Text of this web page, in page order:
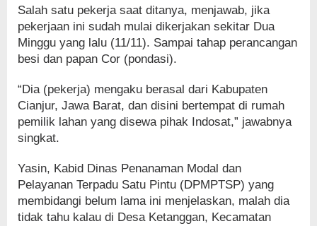
Salah satu pekerja saat ditanya, menjawab, jika
pekerjaan ini sudah mulai dikerjakan sekitar Dua
Minggu yang lalu (11/11). Sampai tahap perancangan
besi dan papan Cor (pondasi).
“Dia (pekerja) mengaku berasal dari Kabupaten
Cianjur, Jawa Barat, dan disini bertempat di rumah
pemilik lahan yang disewa pihak Indosat,” jawabnya
singkat.
Yasin, Kabid Dinas Penanaman Modal dan
Pelayanan Terpadu Satu Pintu (DPMPTSP) yang
membidangi belum lama ini menjelaskan, malah dia
tidak tahu kalau di Desa Ketanggan, Kecamatan